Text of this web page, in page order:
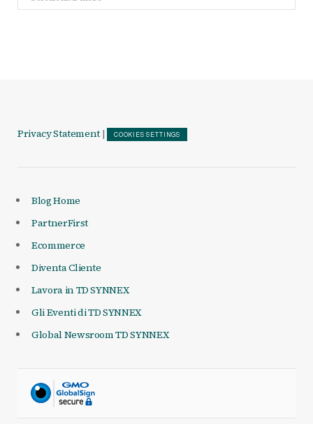
Articoli
Privacy Statement | COOKIES SETTINGS
Blog Home
PartnerFirst
Ecommerce
Diventa Cliente
Lavora in TD SYNNEX
Gli Eventi di TD SYNNEX
Global Newsroom TD SYNNEX